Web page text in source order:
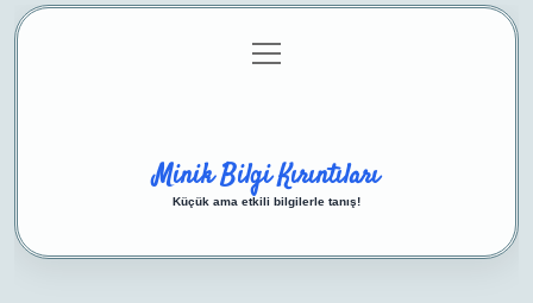
Gizlilik Politikası
menüyü
aç
Minik Bilgi Kırıntıları
Küçük ama etkili bilgilerle tanış!